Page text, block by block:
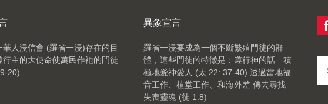
華人浸信會 (羅省一浸)存在的目
行主的大使命使萬民作衪的門徒
20)
異象宣言
羅省一浸要成為一個不斷繁殖門徒的群
體，這些門徒的特徵是：遵行神的話—積
極地愛神愛人 (太 22: 37-40) 透過當地福
音工作、植堂工作、和海外差 傳去尋找
失喪靈魂 (徒 1:8)